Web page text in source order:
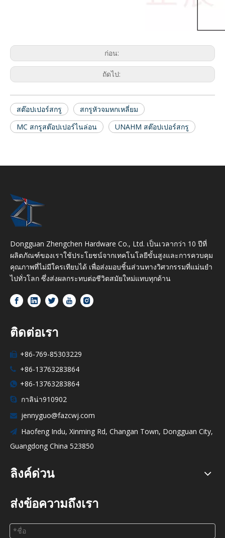
ก่อน:
ถัดไป:
สต๊อปเปอร์สกรู
สกรูหัวจมหกเหลี่ยม
MC สกรูสต๊อปเปอร์ไนล่อน
UNAHM สต๊อปเปอร์สกรู
Dongguan Zhengchen Hardware Co., Ltd. เป็นเวลากว่า 10 ปีที่
ผลิตภัณฑ์ของเราใช้ประโยชน์จากเทคโนโลยีขั้นสูงและการควบคุม
คุณภาพที่ไม่มีใครเทียบได้ เพื่อส่งมอบชิ้นส่วนทางวิศวกรรมที่แม่นยำ
ไปทั่วโลก ซึ่งส่งผลกระทบต่อชีวิตสมัยใหม่แทบทุกด้าน
ติดต่อเรา
 +86-769-85303229
 +86-13763283864
 +86-13763283864
 กาลิน่า910902
 jennyguo@fazcwj.com

Haofeng Indu, Xinming Rd, Changan Town, Dongguan City,
Guangdong China 523850
ลิงค์ด่วน
ส่งข้อความถึงเรา